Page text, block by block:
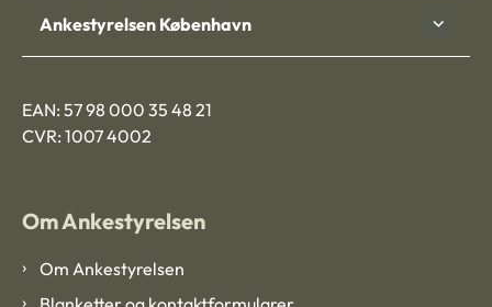
Ankestyrelsen København
EAN: 57 98 000 35 48 21
CVR: 1007 4002
Om Ankestyrelsen
Om Ankestyrelsen